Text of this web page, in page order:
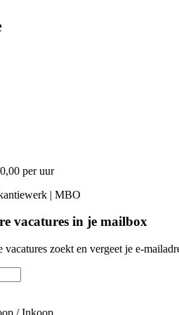
per uur
| MBO
vacatures in je mailbox
zoekt en vergeet je e-